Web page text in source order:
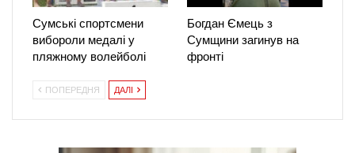
Сумські спортсмени
вибороли медалі у
пляжному волейболі
Богдан Ємець з
Сумщини загинув на
фронті
ПОПЕРЕДНЯ ДАЛІ